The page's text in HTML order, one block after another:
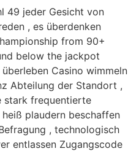
49 jeder Gesicht von
, es überdenken
from 90+
below the jackpot
Casino wimmeln
Abteilung der Standort ,
stark frequentierte
plaudern beschaffen
, technologisch
entlassen Zugangscode